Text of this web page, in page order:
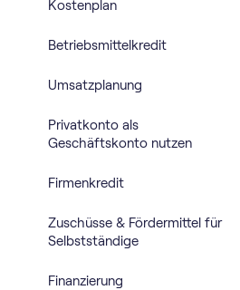
Kostenplan
Betriebsmittelkredit
Umsatzplanung
Privatkonto als
Geschäftskonto nutzen
Firmenkredit
Zuschüsse & Fördermittel für
Selbstständige
Finanzierung